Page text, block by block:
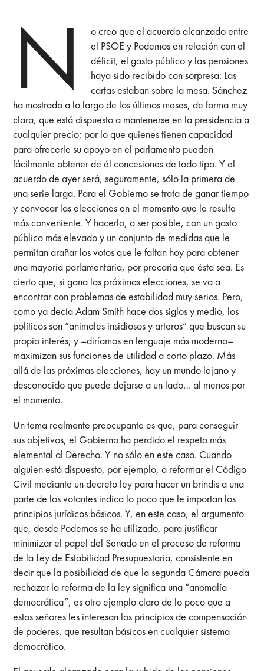
N
o creo que el acuerdo alcanzado entre
el PSOE y Podemos en relación con el
déficit, el gasto público y las pensiones
haya sido recibido con sorpresa. Las
cartas estaban sobre la mesa. Sánchez
ha mostrado a lo largo de los últimos meses, de forma muy
clara, que está dispuesto a mantenerse en la presidencia a
cualquier precio; por lo que quienes tienen capacidad
para ofrecerle su apoyo en el parlamento pueden
fácilmente obtener de él concesiones de todo tipo. Y el
acuerdo de ayer será, seguramente, sólo la primera de
una serie larga. Para el Gobierno se trata de ganar tiempo
y convocar las elecciones en el momento que le resulte
más conveniente. Y hacerlo, a ser posible, con un gasto
público más elevado y un conjunto de medidas que le
permitan arañar los votos que le faltan hoy para obtener
una mayoría parlamentaria, por precaria que ésta sea. Es
cierto que, si gana las próximas elecciones, se va a
encontrar con problemas de estabilidad muy serios. Pero,
como ya decía Adam Smith hace dos siglos y medio, los
políticos son “animales insidiosos y arteros” que buscan su
propio interés; y –diríamos en lenguaje más moderno–
maximizan sus funciones de utilidad a corto plazo. Más
allá de las próximas elecciones, hay un mundo lejano y
desconocido que puede dejarse a un lado… al menos por
el momento.
Un tema realmente preocupante es que, para conseguir
sus objetivos, el Gobierno ha perdido el respeto más
elemental al Derecho. Y no sólo en este caso. Cuando
alguien está dispuesto, por ejemplo, a reformar el Código
Civil mediante un decreto ley para hacer un brindis a una
parte de los votantes indica lo poco que le importan los
principios jurídicos básicos. Y, en este caso, el argumento
que, desde Podemos se ha utilizado, para justificar
minimizar el papel del Senado en el proceso de reforma
de la Ley de Estabilidad Presupuestaria, consistente en
decir que la posibilidad de que la segunda Cámara pueda
rechazar la reforma de la ley significa una “anomalía
democrática”, es otro ejemplo claro de lo poco que a
estos señores les interesan los principios de compensación
de poderes, que resultan básicos en cualquier sistema
democrático.